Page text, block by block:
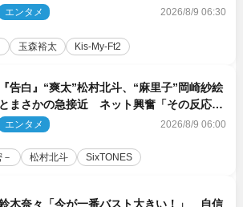
エンタメ 2026/8/9 06:30
玉森裕太 Kis‐My‐Ft2
告白』“爽太”松村北斗、“麻里子”岡崎紗絵
まさかの急接近 ネット興奮「その反応
」「いいの!?」（ネタバレあり）
エンタメ 2026/8/9 06:00
松村北斗 SixTONES
木奈々「今が一番バスト大きい！」 自信